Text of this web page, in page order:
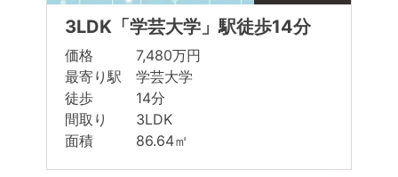
3LDK「学芸大学」駅徒歩14分
価格 7,480万円
最寄り駅 学芸大学
徒歩 14分
間取り 3LDK
面積 86.64㎡